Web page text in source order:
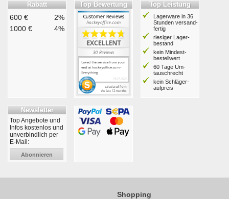
Rabatt
600 €
2%
1000 €
4%
Top Bewertung Top Leistung
Lagerware in 36
Stunden ver­sand­
fertig
riesiger Lager­
bestand
kein Mindest­
bestell­wert
60 Tage Um­
tausch­recht
kein Schläger­
aufpreis
Newsletter
Top Angebote und
Infos kostenlos und
unverbindlich per
E-Mail:
Abonnieren
Shopping